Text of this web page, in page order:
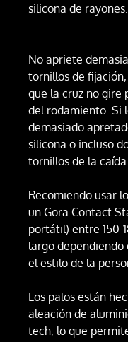
silicona de rayones.
No apriete
tornillos de
que la cruz no gire
del rodamiento. Si
demasiado
silicona o incluso
tornillos de la
Recomiendo usar
un Gora Contact
portátil) entre 150-
largo dependiendo
el estilo de la
Los palos están
aleación de
tech, lo que